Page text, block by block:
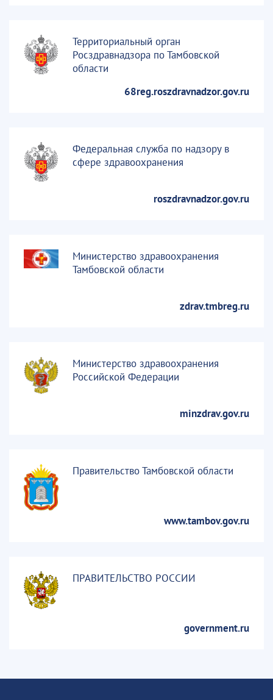
Территориальный орган
Росздравнадзора по Тамбовской
области
68reg.roszdravnadzor.gov.ru
Федеральная служба по надзору в
сфере здравоохранения
roszdravnadzor.gov.ru
Министерство здравоохранения
Тамбовской области
zdrav.tmbreg.ru
Министерство здравоохранения
Российской Федерации
minzdrav.gov.ru
Правительство Тамбовской области
www.tambov.gov.ru
ПРАВИТЕЛЬСТВО РОССИИ
government.ru